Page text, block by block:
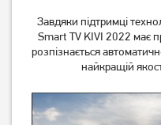
65PUS8319/12
45 379грн
Завдяки підтримці
Smart TV KIVI 2022 має
розпізнається
найкращій